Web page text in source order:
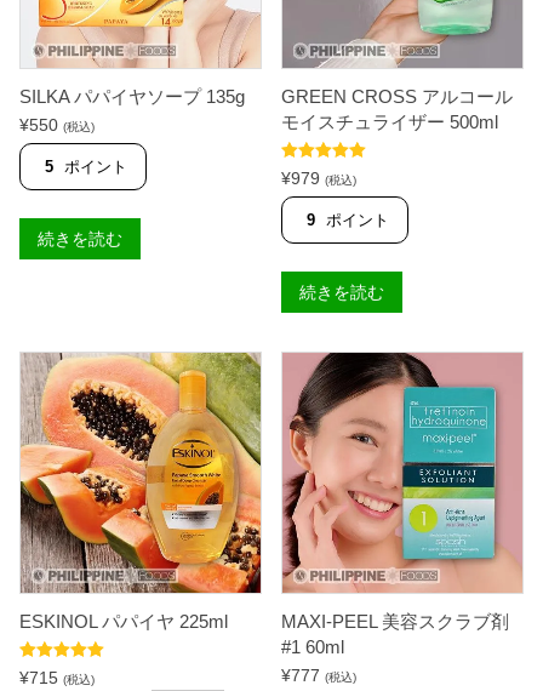
SILKA パパイヤソープ 135g
¥550 (税込)
5 ポイント
続きを読む
GREEN CROSS アルコール
モイスチュライザー 500ml
5段階中5.00
の評価
¥979 (税込)
9 ポイント
続きを読む
ESKINOL パパイヤ 225ml
5段階中5.00
¥715 (税込)
MAXI-PEEL 美容スクラブ剤
#1 60ml
¥777 (税込)